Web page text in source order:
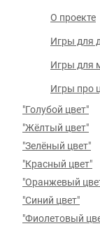
О проекте
Игры для
Игры для
Игры про
"Голубой цвет"
"Жёлтый цвет"
"Зелёный цвет"
"Красный цвет"
"Оранжевый
"Синий цвет"
"Фиолетовый